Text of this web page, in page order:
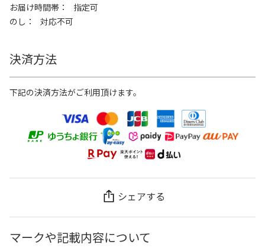
お届け時間帯
指定可
のし
対応不可
決済方法
下記の決済方法がご利用頂けます。
シェアする
マークや記載内容について